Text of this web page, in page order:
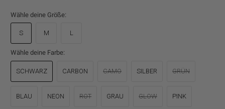
Wähle deine Größe:
S M L
Wähle deine Farbe:
SCHWARZ CARBON CAMO SILBER GRÜN
BLAU NEON ROT GRAU GLOW PINK